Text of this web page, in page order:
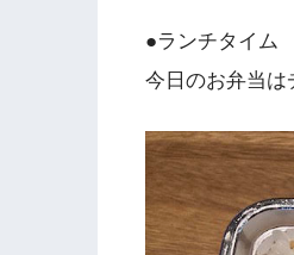
●ランチタイム
今日のお弁当は